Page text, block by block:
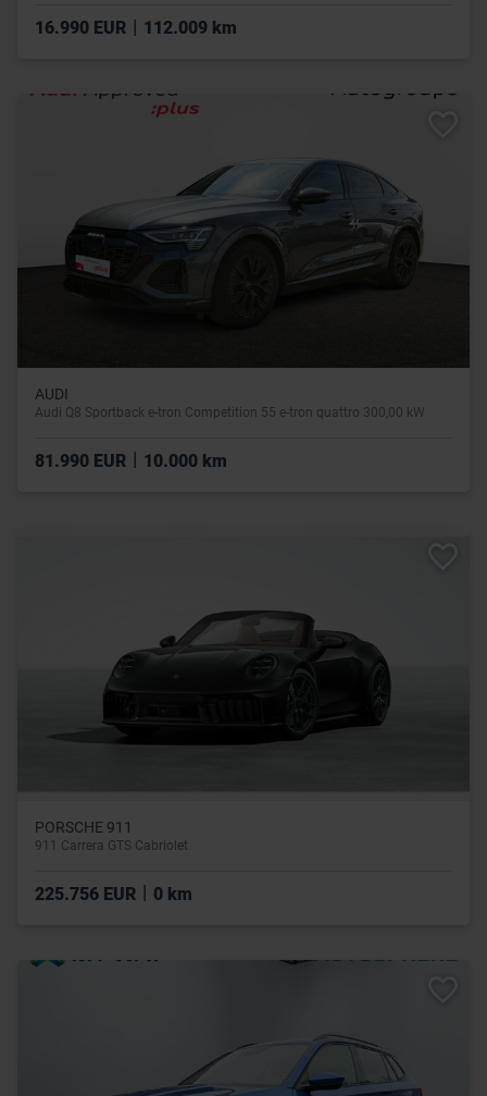
16.990 EUR | 112.009 km
AUDI
Audi Q8 Sportback e-tron Competition 55 e-tron quattro 300,00 kW
81.990 EUR 10.000 km
PORSCHE 911
911 Carrera GTS Cabriolet
225.756 EUR | 0 km